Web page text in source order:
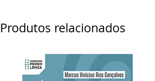
Produtos relacionados